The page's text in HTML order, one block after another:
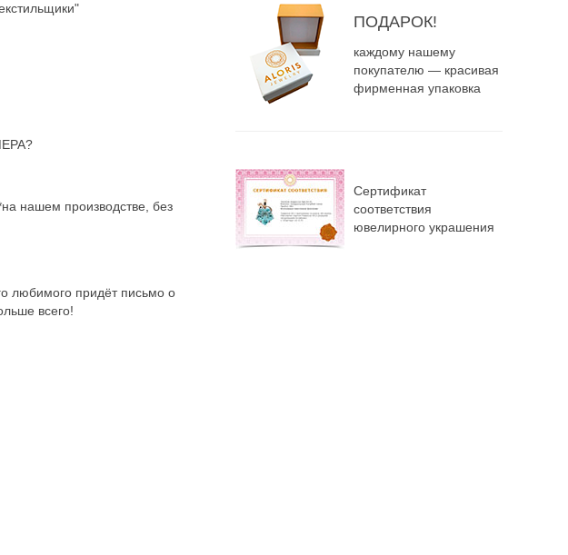
нашем производстве, без
любимого придёт письмо о
всего!
ПОДАРОК!
каждому нашему
покупателю — красивая
фирменная упаковка
Сертификат
соответствия
ювелирного украшения